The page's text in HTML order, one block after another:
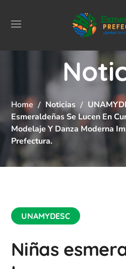
Home Noticias
Esmeraldeñas Se Lucen En
Modelaje Y Danza Moderna
Prefectura.
UNAMYDESC
Niñas